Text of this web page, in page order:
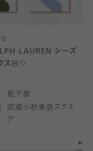
LAUREN シーズ
ス🧸🤍
靴下屋
武蔵小杉東急スクエ
ア